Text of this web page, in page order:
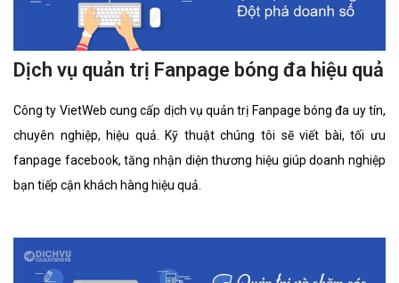
Dịch vụ quản trị Fanpage bóng đa hiệu quả
Công ty VietWeb cung cấp dịch vụ quản trị Fanpage bóng đa uy tín,
chuyên nghiệp, hiệu quả. Kỹ thuật chúng tôi sẽ viết bài, tối ưu
fanpage facebook, tăng nhận diện thương hiệu giúp doanh nghiệp
bạn tiếp cận khách hàng hiệu quả.